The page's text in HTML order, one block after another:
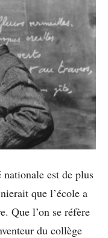
est de plus
que l’école a
Que l’on se réfère
du collège